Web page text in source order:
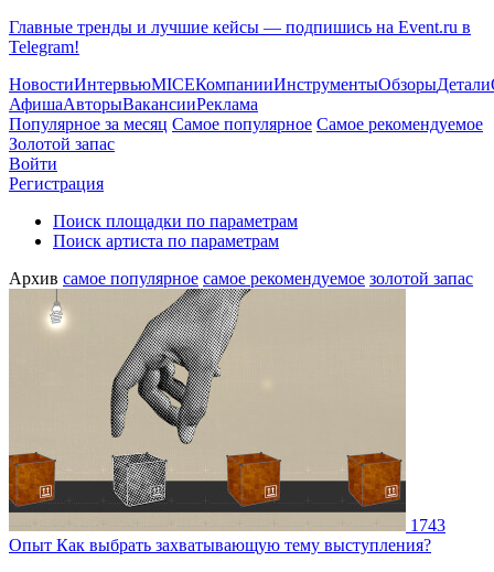
Главные тренды и лучшие кейсы — подпишись на Event.ru в
Telegram!
НовостиИнтервьюMICEКомпанииИнструментыОбзорыДетали
АфишаАвторыВакансииРеклама
Популярное за месяц Самое популярное Самое рекомендуемое
Золотой запас
Войти
Регистрация
Поиск площадки по параметрам
Поиск артиста по параметрам
Архив самое популярное самое рекомендуемое золотой запас
1743
Опыт Как выбрать захватывающую тему выступления?